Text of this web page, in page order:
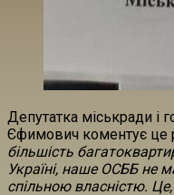
Депутатка міськради і
Єфимович коментує це
більшість
Україні, наше ОСББ не
спільною власністю.